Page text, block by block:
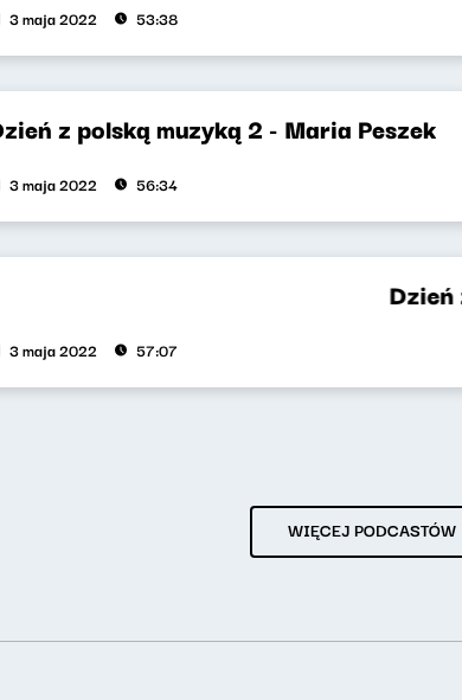
3 maja 2022 53:38
z polską muzyką 2 - Maria Peszek
3 maja 2022 56:34
Dzień z
3 maja 2022 57:07
WIĘCEJ PODCASTÓW